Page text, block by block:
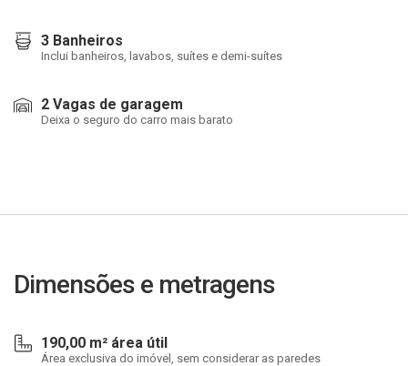
3 Banheiros
Inclui banheiros, lavabos, suítes e demi-suítes
2 Vagas de garagem
Deixa o seguro do carro mais barato
Dimensões e metragens
190,00 m² área útil
Área exclusiva do imóvel, sem considerar as paredes